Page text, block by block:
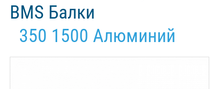
BMS Балки
350 1500 Алюминий